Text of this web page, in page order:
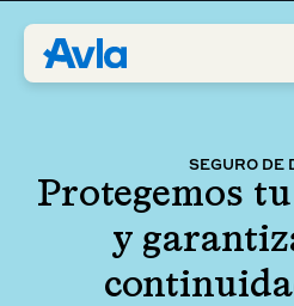
Agents
About us
SEGURO DE
Protegemos
y